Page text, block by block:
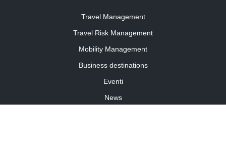
Travel Management
Travel Risk Management
Mobility Management
Business destinations
Eventi
News